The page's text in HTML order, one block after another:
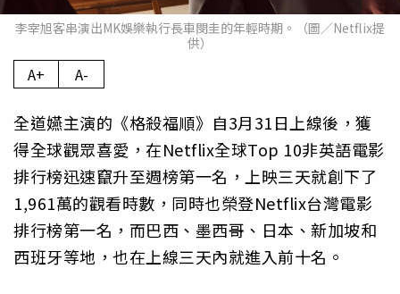
李宰旭客串演出MK娛樂執行長車閔圭的年輕時期。（圖／Netflix提
供）
A+ A-
全道嬿主演的《格殺福順》自3月31日上線後，獲
得全球觀眾喜愛，在Netflix全球Top 10非英語電影
排行榜迅速竄升至週榜第一名，上映三天就創下了
1,961萬的觀看時數，同時也榮登Netflix台灣電影
排行榜第一名，而巴西、墨西哥、日本、新加坡和
西班牙等地，也在上線三天內就進入前十名。